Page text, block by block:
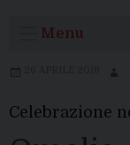
Menu
Celebrazione